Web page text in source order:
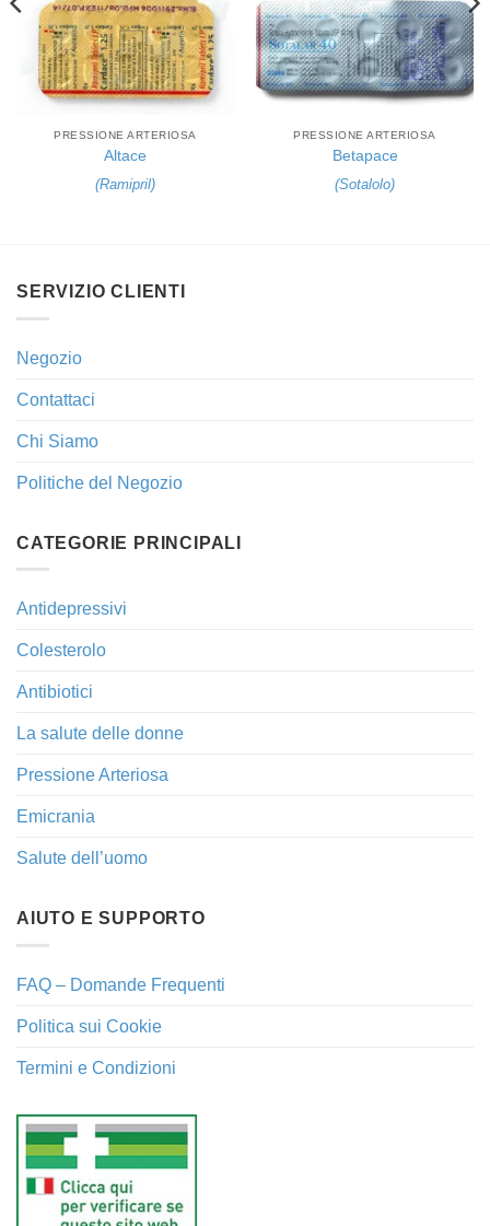
PRESSIONE ARTERIOSA
Altace
(Ramipril)
PRESSIONE ARTERIOSA
Betapace
(Sotalolo)
SERVIZIO CLIENTI
Negozio
Contattaci
Chi Siamo
Politiche del Negozio
CATEGORIE PRINCIPALI
Antidepressivi
Colesterolo
Antibiotici
La salute delle donne
Pressione Arteriosa
Emicrania
Salute dell’uomo
AIUTO E SUPPORTO
FAQ – Domande Frequenti
Politica sui Cookie
Termini e Condizioni